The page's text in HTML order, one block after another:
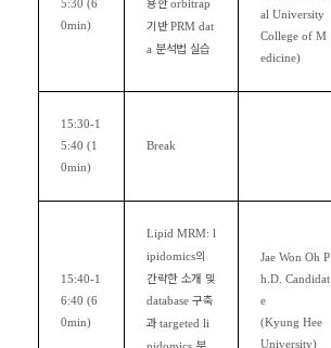
5:30 (6
0min)
orbitrap
기반PRM dat
a 분석법 실습
al University
College of M
edicine)
15:30-1
5:40 (1
0min)
Break
15:40-1
6:40 (6
0min)
Lipid MRM: l
ipidomics의
간략한 소개 및
database 구축
과targeted li
Jae Won Oh P
h.D. Candidat
e
(Kyung Hee
University)